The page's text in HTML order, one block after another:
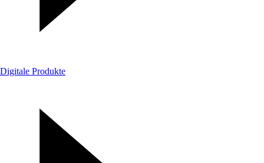
Digitale Produkte